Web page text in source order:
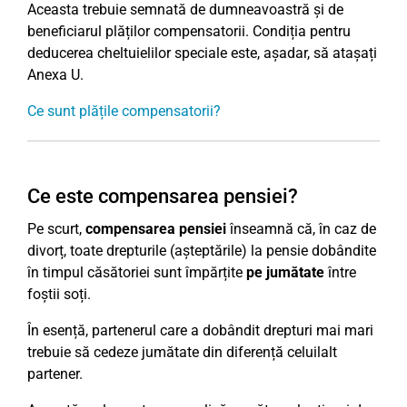
Aceasta trebuie semnată de dumneavoastră și de
beneficiarul plăților compensatorii. Condiția pentru
deducerea cheltuielilor speciale este, așadar, să atașați
Anexa U.
Ce sunt plățile compensatorii?
Ce este compensarea pensiei?
Pe scurt, compensarea pensieiînseamnă că, în caz de
divorț, toate drepturile (așteptările) la pensie dobândite
în timpul căsătoriei sunt împărțite pe jumătateîntre
foștii soți.
În esență, partenerul care a dobândit drepturi mai mari
trebuie să cedeze jumătate din diferență celuilalt
partener.